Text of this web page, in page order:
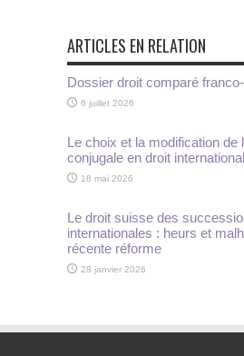
ARTICLES EN RELATION
Dossier droit comparé
6 juillet 2026
Le choix et la modification de
conjugale en droit
18 mai 2026
Le droit suisse des
internationales : heurs et
récente réforme
28 janvier 2026